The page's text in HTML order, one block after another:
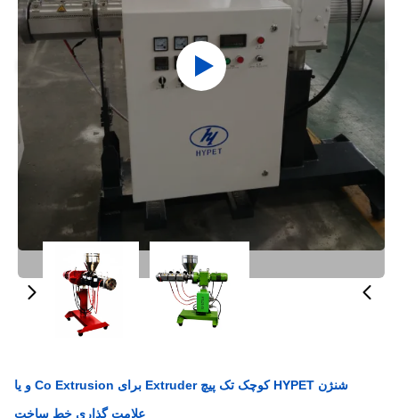
شنژن HYPET کوچک تک پیچ Extruder برای Co Extrusion و یا
علامت گذاری خط ساخت